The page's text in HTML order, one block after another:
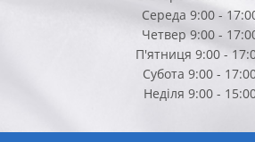
Середа 9:00 -
Четвер 9:00 -
П'ятниця 9:00 -
Субота 9:00 -
Неділя 9:00 -